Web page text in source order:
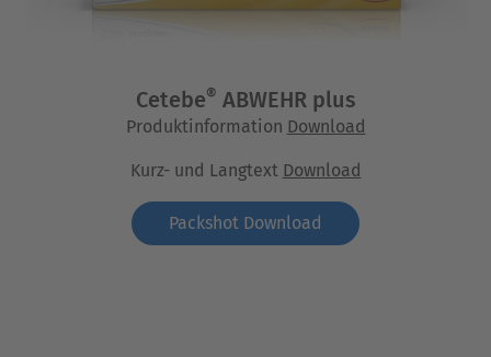
Cetebe® ABWEHR plus
Produktinformation Download
Kurz- und Langtext Download
Packshot Download